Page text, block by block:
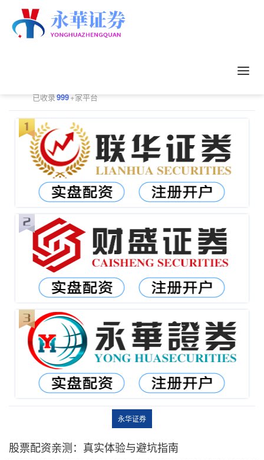
已收录999+家平台
永华证券
股票配资亲测：真实体验与避坑指南